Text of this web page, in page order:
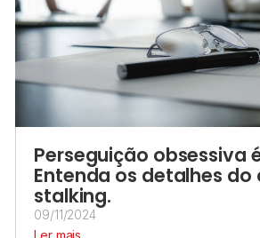
Perseguição obsessiva
Entenda os detalhes do
stalking.
09/11/2024
Ler mais